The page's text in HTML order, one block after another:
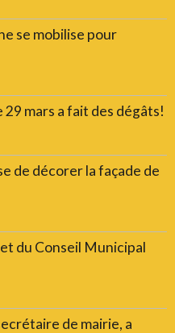
se mobilise pour
mars a fait des dégâts!
de décorer la façade de
du Conseil Municipal
de mairie, a